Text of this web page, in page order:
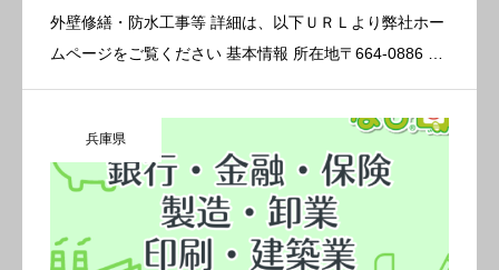
外壁修繕・防水工事等 詳細は、以下ＵＲＬより弊社ホー
ムページをご覧ください 基本情報 所在地〒664-0886 兵
-767-7236 E-mai […]
兵庫県